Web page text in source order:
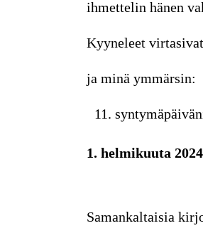
ihmettelin hänen
Kyyneleet
ja minä ymmärsin:
1. helmikuuta 2024
Samankaltaisia